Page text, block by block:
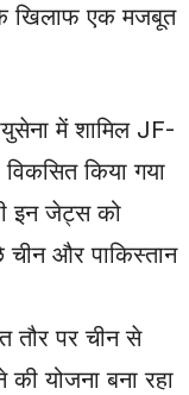
खिलाफ एक मजबूत
में शामिल JF-
किया गया
इन जेट्स को
चीन और पाकिस्तान
तौर पर चीन से
योजना बना रहा